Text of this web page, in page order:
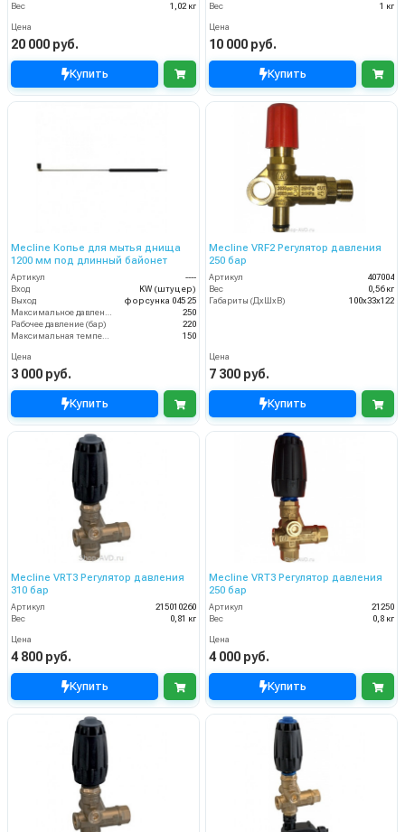
Вес
1,02 кг
Цена
20 000 руб.
Купить
Вес
1 кг
Цена
10 000 руб.
Купить
Mecline Копье для мытья днища
1200 мм под длинный байонет
Артикул
----
Вход
KW (штуцер)
Выход
форсунка 045 25
Максимальное давление (бар)
250
Рабочее давление (бар)
220
Максимальная температура воды (°C)
150
Цена
3 000 руб.
Купить
Mecline VRF2 Регулятор давления
250 бар
Артикул
407004
Вес
0,56 кг
Габариты (ДхШхВ)
100х33х122
Цена
7 300 руб.
Купить
Mecline VRT3 Регулятор давления
310 бар
Артикул
215010260
Вес
0,81 кг
Цена
4 800 руб.
Купить
Mecline VRT3 Регулятор давления
250 бар
Артикул
21250
Вес
0,8 кг
Цена
4 000 руб.
Купить